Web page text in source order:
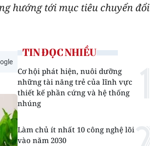
hướng tới mục tiêu chuyển đổi
TIN ĐỌC NHIỀU
Cơ hội phát hiện, nuôi dưỡng
những tài năng trẻ của lĩnh vực
thiết kế phần cứng và hệ thống
nhúng
Làm chủ ít nhất 10 công nghệ lõi
vào năm 2030